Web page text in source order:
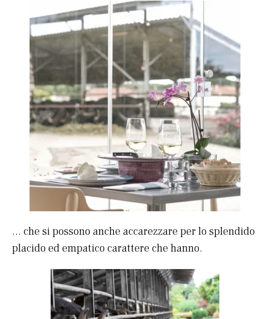
… che si possono anche accarezzare per lo splendido
placido ed empatico carattere che hanno.